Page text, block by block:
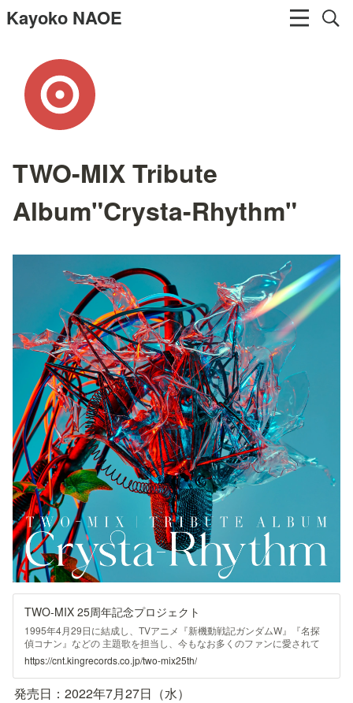
Kayoko NAOE
TWO-MIX Tribute
Album"Crysta-Rhythm"
TWO-MIX 25周年記念プロジェクト
1995年4月29日に結成し、TVアニメ『新機動戦記ガンダムW』『名探
偵コナン』などの 主題歌を担当し、今もなお多くのファンに愛されて
いるTWO-MIX。 結成25周年を迎えたことを記念し、珠玉の名曲が集ま
ったALL TIME BESTアルバムが 2021年2月10日（水）に発売決定！ メ
インボーカル・作曲を担当する高山みなみと作詞・作曲・編曲を手掛け
る永野椎菜によって1995年結成。ユニット名はレコーディング音源を
https://cnt.kingrecords.co.jp/two-mix25th/
発売日：2022年7月27日（水）